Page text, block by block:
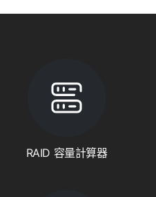
RAID 容量計算器